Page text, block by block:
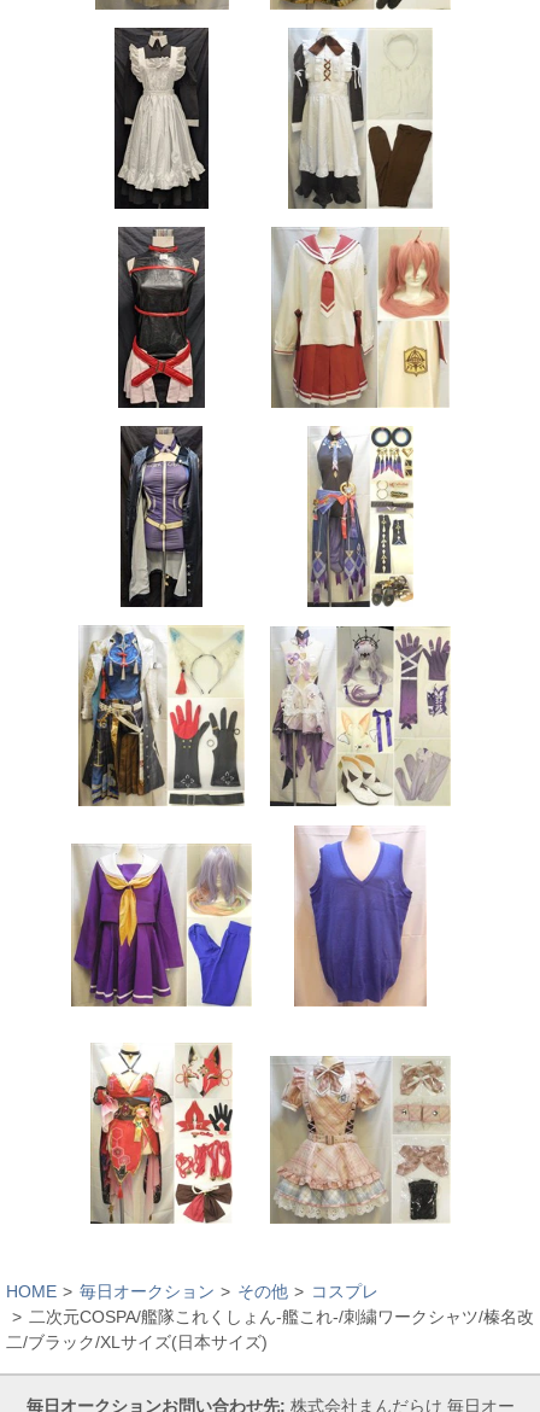
HOME 毎日オークション その他
コスプレ
二次元COSPA/艦隊これくしょん-艦これ-/刺繍ワークシャツ/榛名改
二/ブラック/XLサイズ(日本サイズ)
毎日オークションお問い合わせ先: 株式会社まんだらけ 毎日オー